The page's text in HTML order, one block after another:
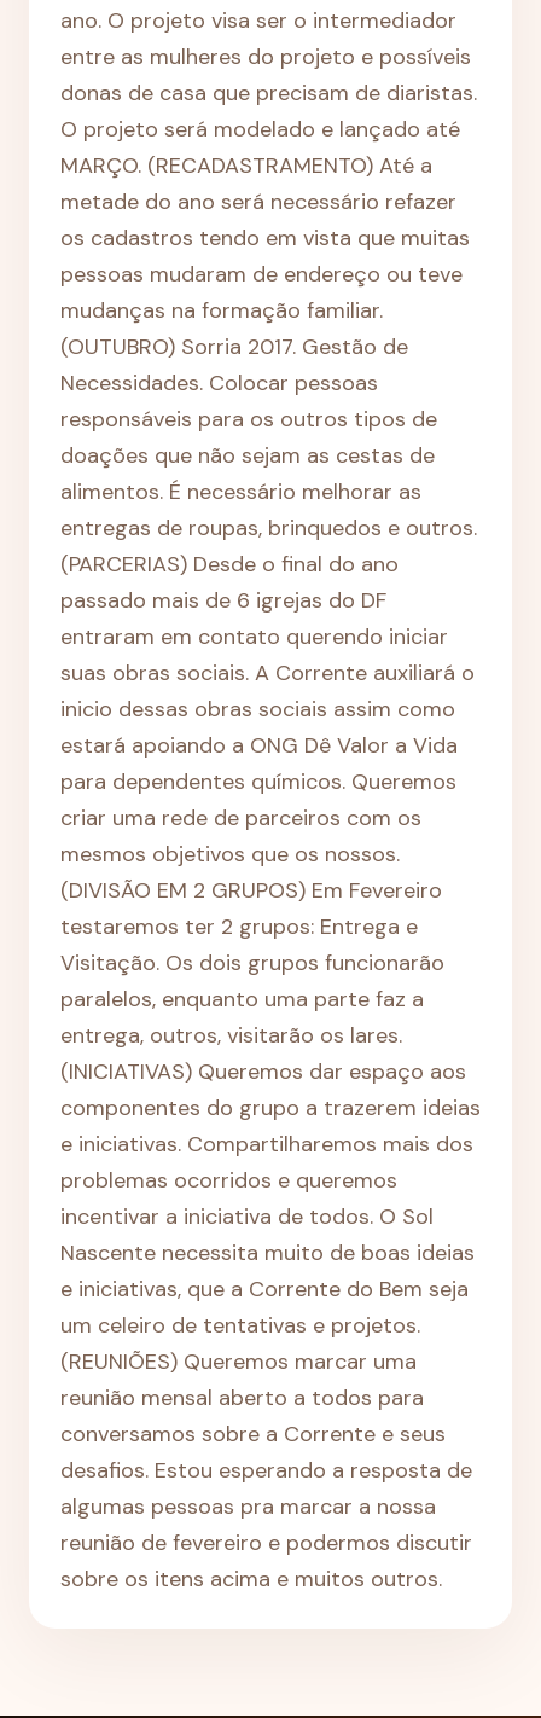
ano. O projeto visa ser o intermediador
entre as mulheres do projeto e possíveis
donas de casa que precisam de diaristas.
O projeto será modelado e lançado até
MARÇO. (RECADASTRAMENTO) Até a
metade do ano será necessário refazer
os cadastros tendo em vista que muitas
pessoas mudaram de endereço ou teve
mudanças na formação familiar.
(OUTUBRO) Sorria 2017. Gestão de
Necessidades. Colocar pessoas
responsáveis para os outros tipos de
doações que não sejam as cestas de
alimentos. É necessário melhorar as
entregas de roupas, brinquedos e outros.
(PARCERIAS) Desde o final do ano
passado mais de 6 igrejas do DF
entraram em contato querendo iniciar
suas obras sociais. A Corrente auxiliará o
inicio dessas obras sociais assim como
estará apoiando a ONG Dê Valor a Vida
para dependentes químicos. Queremos
criar uma rede de parceiros com os
mesmos objetivos que os nossos.
(DIVISÃO EM 2 GRUPOS) Em Fevereiro
testaremos ter 2 grupos: Entrega e
Visitação. Os dois grupos funcionarão
paralelos, enquanto uma parte faz a
entrega, outros, visitarão os lares.
(INICIATIVAS) Queremos dar espaço aos
componentes do grupo a trazerem ideias
e iniciativas. Compartilharemos mais dos
problemas ocorridos e queremos
incentivar a iniciativa de todos. O Sol
Nascente necessita muito de boas ideias
e iniciativas, que a Corrente do Bem seja
um celeiro de tentativas e projetos.
(REUNIÕES) Queremos marcar uma
reunião mensal aberto a todos para
conversamos sobre a Corrente e seus
desafios. Estou esperando a resposta de
algumas pessoas pra marcar a nossa
reunião de fevereiro e podermos discutir
sobre os itens acima e muitos outros.